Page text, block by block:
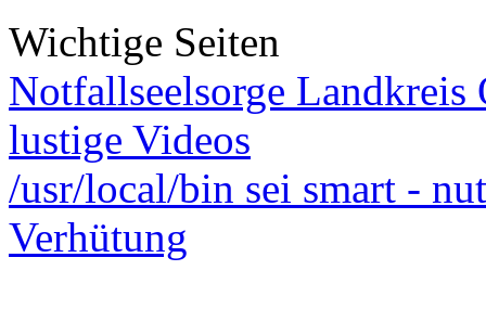
Wichtige Seiten
Notfallseelsorge Landkreis
lustige Videos
/usr/local/bin sei smart -
Verhütung